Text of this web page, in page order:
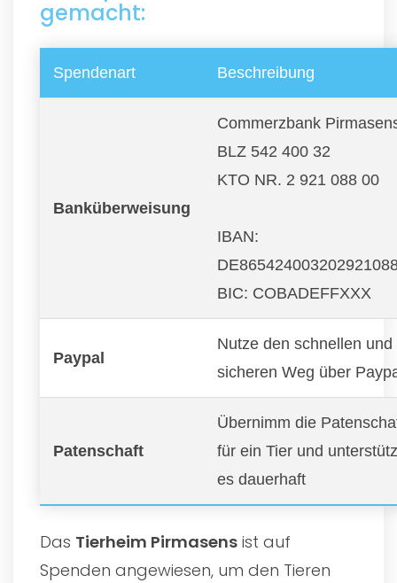
gemacht:
Spendenart Beschreibung
Banküberweisung
Commerzbank
BLZ 542 400 32
KTO NR. 2 921 088 00
IBAN:
BIC: COBADEFFXXX
Paypal
Nutze den schnellen und
sicheren Weg über
Patenschaft
Übernimm die
für ein Tier und
es dauerhaft
Das Tierheim Pirmasens ist auf
Spenden angewiesen, um den Tieren